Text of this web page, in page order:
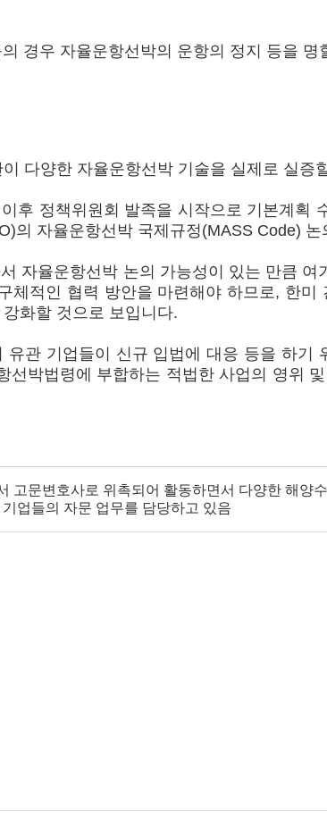
경우 자율운항선박의 운항의 정지 등을 명
다양한 자율운항선박 기술을 실제로 실
후 정책위원회 발족을 시작으로 기본계획
의 자율운항선박 국제규정(MASS Code)
자율운항선박 논의 가능성이 있는 만큼
적인 협력 방안을 마련해야 하므로, 한미
화할 것으로 보입니다.
관 기업들이 신규 입법에 대응 등을 하
박법령에 부합하는 적법한 사업의 영위
고문변호사로 위촉되어 활동하면서 다양한 해양
업들의 자문 업무를 담당하고 있음